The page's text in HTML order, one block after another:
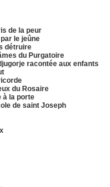
de la peur
le jeûne
détruire
du Purgatoire
racontée aux enfants
du Rosaire
à la porte
de saint Joseph